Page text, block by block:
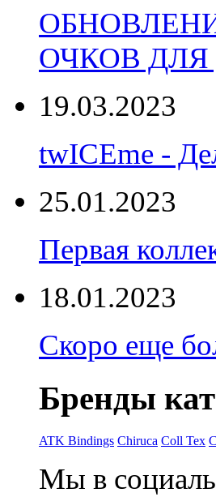
ОЧКОВ
19.03.2023
twICEme -
25.01.2023
Первая
18.01.2023
Скоро еще
Бренды
ATK Bindings Chiruca Coll Tex
Мы в